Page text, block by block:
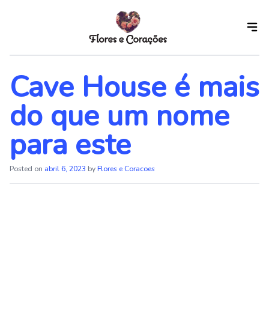
content
Cave House é mais
do que um nome
para este
Posted on abril 6, 2023 byFlores e Coracoes